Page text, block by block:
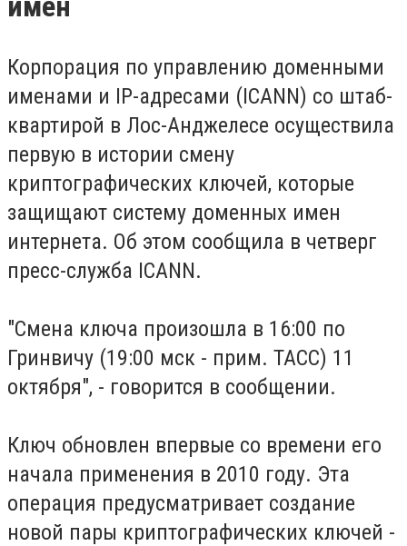
Корпорация по управлению доменными
именами и IP-адресами (ICANN) со штаб-
квартирой в Лос-Анджелесе осуществила
первую в истории смену
криптографических ключей, которые
защищают систему доменных имен
интернета. Об этом сообщила в четверг
пресс-служба ICANN.
"Смена ключа произошла в 16:00 по
Гринвичу (19:00 мск - прим. ТАСС) 11
октября", - говорится в сообщении.
Ключ обновлен впервые со времени его
начала применения в 2010 году. Эта
операция предусматривает создание
новой пары криптографических ключей -